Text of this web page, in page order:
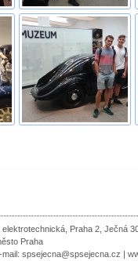
Praha 2, Ječná
Praha
spsejecna@spsejecna.cz |